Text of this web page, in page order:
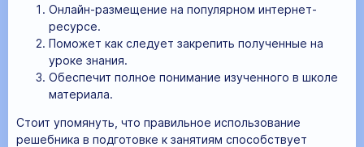
Онлайн-размещение на популярном интернет-
ресурсе.
Поможет как следует закрепить полученные на
уроке знания.
Обеспечит полное понимание изученного в школе
материала.
Стоит упомянуть, что правильное использование
решебника в подготовке к занятиям способствует